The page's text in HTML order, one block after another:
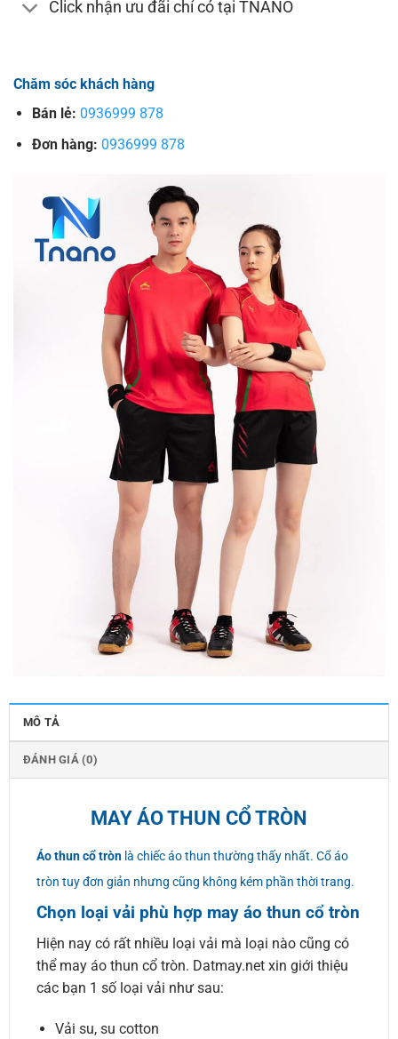
Click nhận ưu đãi chỉ có tại TNANO
Chăm sóc khách hàng
Bán lẻ: 0936999 878
Đơn hàng: 0936999 878
MÔ TẢ
ĐÁNH GIÁ (0)
MAY ÁO THUN CỔ TRÒN
Áo thun cổ trònlà chiếc áo thun thường thấy nhất. Cổ áo
tròn tuy đơn giản nhưng cũng không kém phần thời trang.
Chọn loại vải phù hợp may áo thun cổ tròn
Hiện nay có rất nhiều loại vải mà loại nào cũng có
thể may áo thun cổ tròn. Datmay.net xin giới thiệu
các bạn 1 số loại vải như sau:
Vải su, su cotton